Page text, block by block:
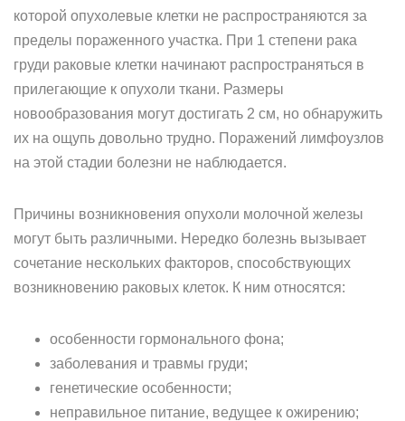
которой опухолевые клетки не распространяются за
пределы пораженного участка. При 1 степени рака
груди раковые клетки начинают распространяться в
прилегающие к опухоли ткани. Размеры
новообразования могут достигать 2 см, но обнаружить
их на ощупь довольно трудно. Поражений лимфоузлов
на этой стадии болезни не наблюдается.
Причины возникновения опухоли молочной железы
могут быть различными. Нередко болезнь вызывает
сочетание нескольких факторов, способствующих
возникновению раковых клеток. К ним относятся:
особенности гормонального фона;
заболевания и травмы груди;
генетические особенности;
неправильное питание, ведущее к ожирению;